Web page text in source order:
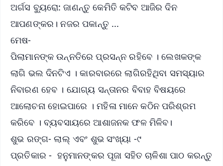
ଅର୍ଗସ ବ୍ୟୁରୋ: ଜାଣନ୍ତୁ କେମିତି କଟିବ ଆଜିର ଦିନ
ଆପଣଙ୍କର। ନଜର ପକାନ୍ତୁ ...
ମେଷ-
ପିଲାମାନଙ୍କ ଉନ୍ନତିରେ ପ୍ରସନ୍ନ ରହିବେ । ଲେଖକଙ୍କ
ଲାଗି ଭଲ ଦିନଟିଏ । କାରବାରରେ ଲାଗିରହିଥିବା ସମସ୍ୟାର
ନିବାରଣ ହେବ । ଯୋଗ୍ୟ ସନ୍ତାନର ବିବାହ ବିଷୟରେ
ଆଲୋଚନା ହୋଇପାରେ । ମହିଳା ମାନେ କଠିନ ପରିଶ୍ରମ
କରିବେ । ବ୍ୟବସାୟରେ ଆଶାଜନକ ଫଳ ମିଳିବ।
ଶୁଭ ରଙ୍ଗ- ଲାଲ୍ ଏବଂ ଶୁଭ ସଂଖ୍ୟା -୯
ପ୍ରତିକାର - ହନୁମାନଙ୍କର ପୂଜା ସହିତ ଚାଳିଶା ପାଠ କରନ୍ତୁ